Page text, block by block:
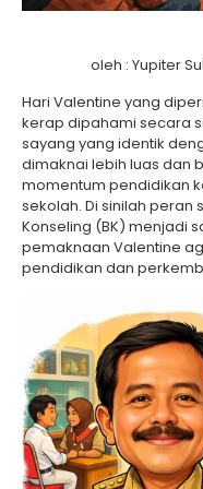
oleh : Yupiter
Hari Valentine yang
kerap dipahami secara
sayang yang identik
dimaknai lebih luas dan
momentum pendidikan
sekolah. Di sinilah peran
Konseling (BK) menjadi
pemaknaan Valentine
pendidikan dan